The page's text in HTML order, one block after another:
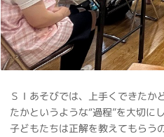
ＳＩあそびでは、上手くできたか
たかというような“過程”を大切に
子どもたちは正解を教えてもらう